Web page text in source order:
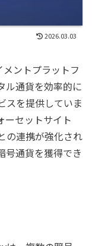
2026.03.03
ントプラットフ
ル通貨を効率的に
スを提供していま
ーセットサイト
の連携が強化され
号通貨を獲得でき